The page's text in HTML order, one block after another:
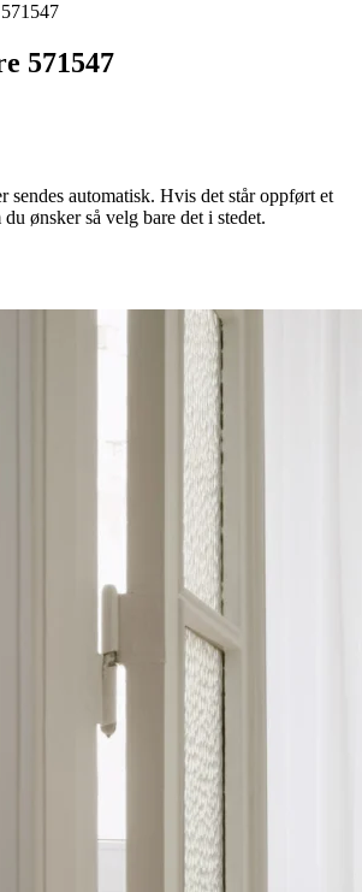
571547
sendes automatisk. Hvis det står oppført et
ønsker så velg bare det i stedet.